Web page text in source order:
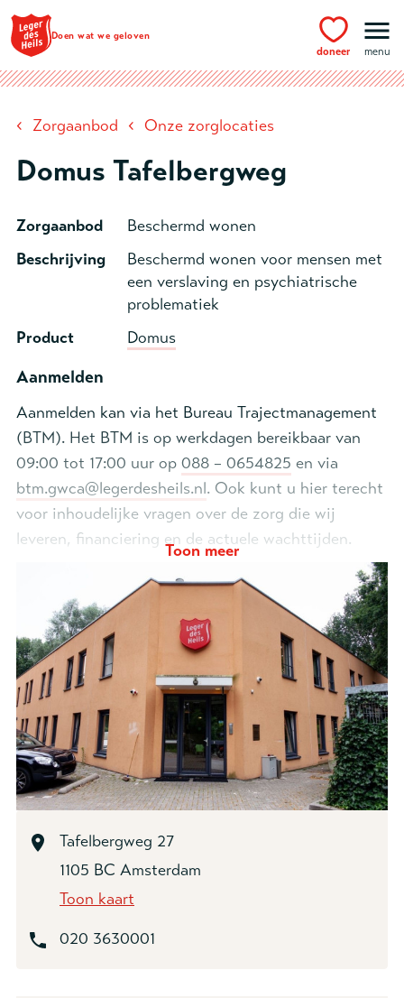
Ga naar hoofdinhoud
Doen wat we geloven
doneer menu
‹ Zorgaanbod ‹ Onze zorglocaties
Domus Tafelbergweg
Zorgaanbod
Beschermd wonen
Beschrijving
Beschermd wonen voor mensen met
een verslaving en psychiatrische
problematiek
Product
Domus
Aanmelden
Aanmelden kan via het Bureau Trajectmanagement
(BTM). Het BTM is op werkdagen bereikbaar van
09:00 tot 17:00 uur op 088 – 0654825 en via
btm.gwca@legerdesheils.nl. Ook kunt u hier terecht
voor inhoudelijke vragen over de zorg die wij
leveren, financiering en de actuele wachttijden.
Naam *
Organisatie *
Emailadres *
Doelgroep *
18+
Toon meer
Tafelbergweg 27
1105 BC Amsterdam
Toon kaart
020 3630001